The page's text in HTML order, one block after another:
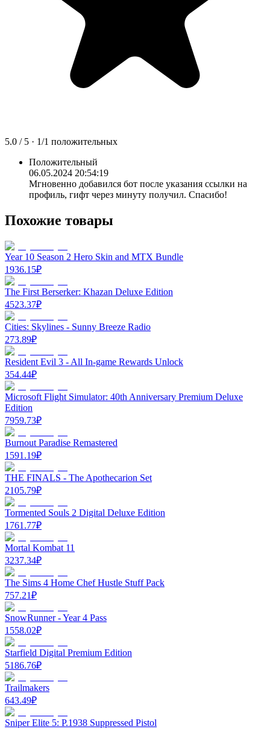
5.0 / 5 · 1/1 положительных
Положительный
06.05.2024 20:54:19
Мгновенно добавился бот после указания ссылки на
профиль, гифт через минуту получил. Спасибо!
Похожие товары
Year 10 Season 2 Hero Skin and MTX Bundle
1936.15₽
The First Berserker: Khazan Deluxe Edition
4523.37₽
Cities: Skylines - Sunny Breeze Radio
273.89₽
Resident Evil 3 - All In-game Rewards Unlock
354.44₽
Microsoft Flight Simulator: 40th Anniversary Premium Deluxe
Edition
7959.73₽
Burnout Paradise Remastered
1591.19₽
THE FINALS - The Apothecarion Set
2105.79₽
Tormented Souls 2 Digital Deluxe Edition
1761.77₽
Mortal Kombat 11
3237.34₽
The Sims 4 Home Chef Hustle Stuff Pack
757.21₽
SnowRunner - Year 4 Pass
1558.02₽
Starfield Digital Premium Edition
5186.76₽
Trailmakers
643.49₽
Sniper Elite 5: P.1938 Suppressed Pistol